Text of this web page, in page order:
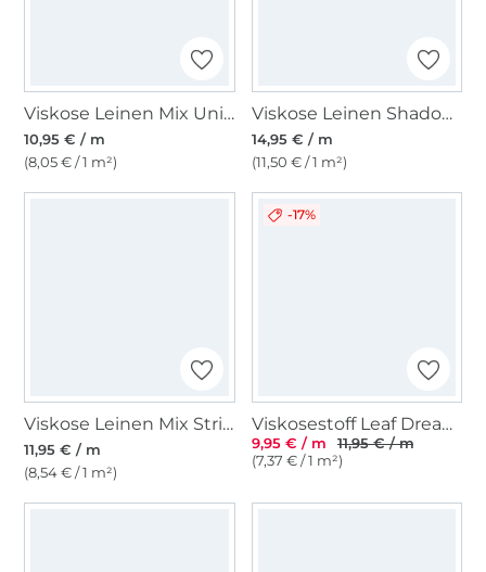
Viskose Leinen Mix Uni, jeansblau
10,95 € / m
(8,05 € / 1 m²)
Viskose Leinen Shadow Leaves, natur
14,95 € / m
(11,50 € / 1 m²)
Viskose Leinen Mix Stripes, creme
11,95 € / m
(8,54 € / 1 m²)
-17%
Viskosestoff Leaf Dream, marine
9,95 € / m
11,95 € / m
(7,37 € / 1 m²)